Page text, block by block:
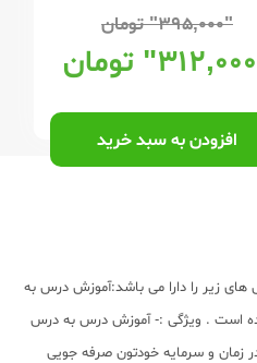
"۳۹۵,۰۰۰" تومان
تومان
افزودن به سبد خرید
در 132 صفحه منتشر شده است.این کتاب 18 درس را شامل می شود.این کتاب ویژگی های زیر را دارا می باشد:آموزش درس به
مستمر در انتهای هر فصلتوضیح کتاب قدیم:آموزکار فارسی چهارم 4ابتدایی توسط زهرا نادری در انتشارات خواندنی - سال 97 به چاپ رسیده است . ویژگی :- آموزش درس به درس
زمان و سرمایه خودتون صرفه جویی